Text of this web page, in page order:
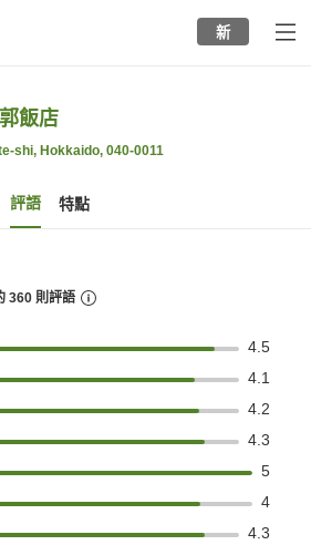
新
飯店
shi, Hokkaido, 040-0011
評語 特點
360 則評語
4.5
4.1
4.2
4.3
5
4
4.3